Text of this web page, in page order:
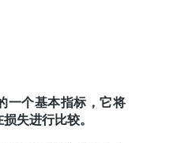
一个基本指标，它将
失进行比较。